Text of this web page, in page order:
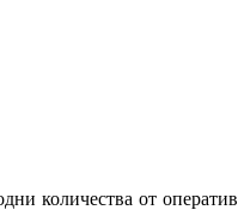
количества от